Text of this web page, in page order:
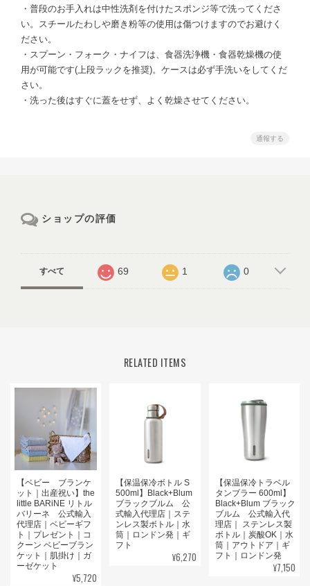
・普段のお手入れは中性洗剤を付けたスポンジ等で洗ってくださ
い。スチールたわしや磨き粉等の使用は傷つけますのでお避けく
ださい。
・スプーン・フォーク・ナイフは、食器洗浄機・食器乾燥機の使
用が可能です(上段ラックを推奨)。ケースは必ず手洗いをしてくだ
さい。
・洗った後はすぐに蓋をせず、よく乾燥させてください。
通報する
ショップの評価
すべて 69 1 0
RELATED ITEMS
【ベビー ブランケ
ット｜出産祝い】the
little BARiNE リトル
バリーネ 公式輸入
代理店｜ベビーギフ
ト｜プレゼント｜コ
クーン ベビーブラン
ケット｜肌掛け｜ガ
ーゼケット
¥5,720
【保温保冷ボトル S
500ml】Black+Blum
ブラックブルム 公
式輸入代理店｜ステ
ンレス製ボトル｜水
筒｜ロンドン発｜ギ
フト
¥6,270
【保温保冷トラベル
タンブラー 600ml】
Black+Blum ブラック
ブルム 公式輸入代
理店｜ ステンレス製
ボトル｜炭酸OK｜水
筒｜アウトドア｜ギ
フト｜ロンドン発
¥7,150